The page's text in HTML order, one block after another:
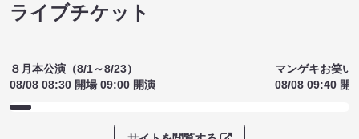
ライブチケット